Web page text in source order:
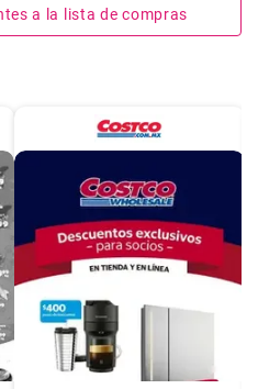
a la lista de compras